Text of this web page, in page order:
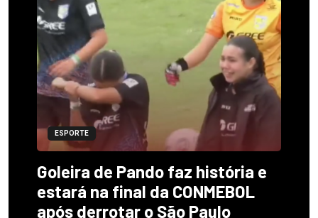
ESPORTE
Goleira de Pando faz história e
estará na final da CONMEBOL
após derrotar o São Paulo